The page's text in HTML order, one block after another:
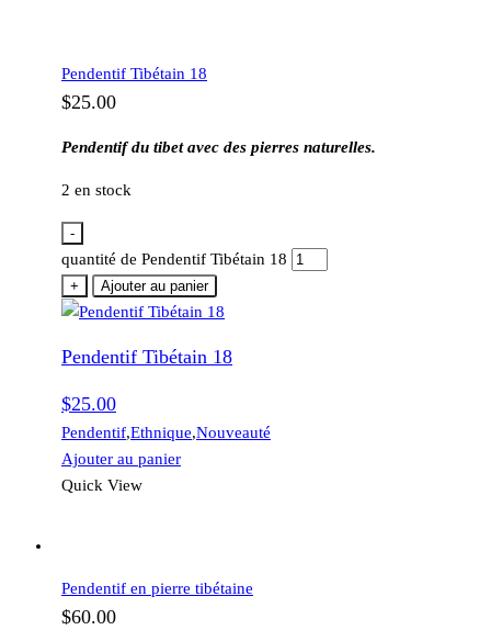
Pendentif Tibétain 18
$25.00
Pendentif du tibet avec des pierres naturelles.
2 en stock
-
quantité de Pendentif Tibétain 18
+ Ajouter au panier
Pendentif Tibétain 18
$25.00
Pendentif,Ethnique,Nouveauté
Ajouter au panier
Quick View
Pendentif en pierre tibétaine
$60.00